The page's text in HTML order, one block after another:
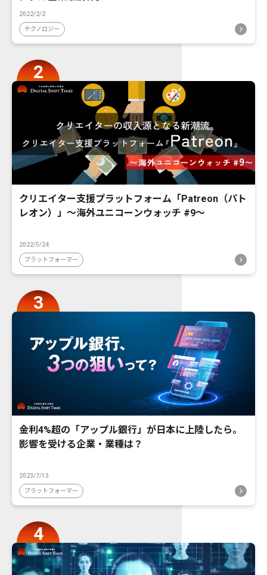
2022/2/2
テクノロジー
クリエイター支援プラットフォーム「Patreon（パト
レオン）」〜海外ユニコーンウォッチ #9〜
2022/5/24
プラットフォーマー
金利4%超の「アップル銀行」が日本に上陸したら。
影響を受ける企業・業種は？
2023/7/13
プラットフォーマー